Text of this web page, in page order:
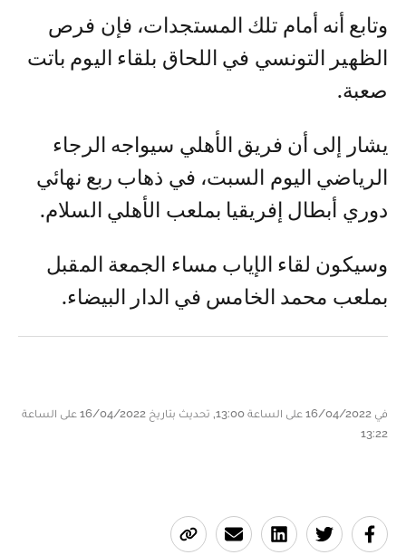
وتابع أنه أمام تلك المستجدات، فإن فرص
الظهير التونسي في اللحاق بلقاء اليوم باتت
صعبة.
يشار إلى أن فريق الأهلي سيواجه الرجاء
الرياضي اليوم السبت، في ذهاب ربع نهائي
دوري أبطال إفريقيا بملعب الأهلي السلام.
وسيكون لقاء الإياب مساء الجمعة المقبل
بملعب محمد الخامس في الدار البيضاء.
في 16/04/2022 على الساعة 13:00, تحديث بتاريخ 16/04/2022 على الساعة
13:22